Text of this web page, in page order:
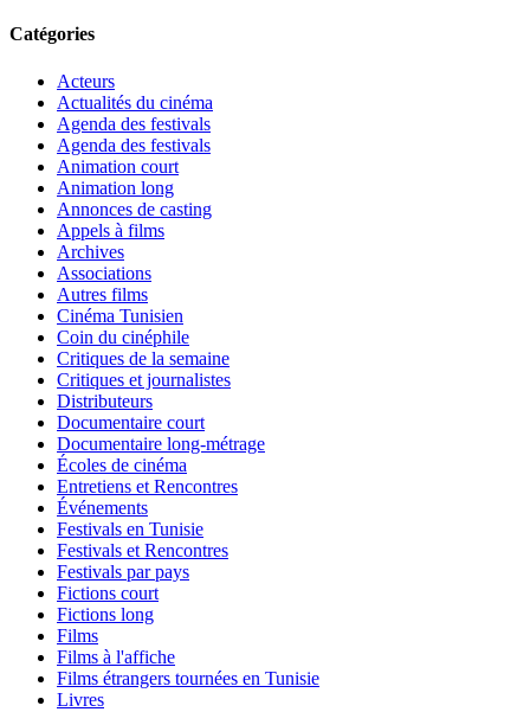
Catégories
Acteurs
Actualités du cinéma
Agenda des festivals
Agenda des festivals
Animation court
Animation long
Annonces de casting
Appels à films
Archives
Associations
Autres films
Cinéma Tunisien
Coin du cinéphile
Critiques de la semaine
Critiques et journalistes
Distributeurs
Documentaire court
Documentaire long-métrage
Écoles de cinéma
Entretiens et Rencontres
Événements
Festivals en Tunisie
Festivals et Rencontres
Festivals par pays
Fictions court
Fictions long
Films
Films à l'affiche
Films étrangers tournées en Tunisie
Livres